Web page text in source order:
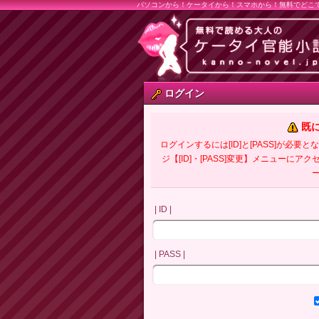
パソコンから！ケータイから！スマホから！無料でどこ
ログイン
既
ログインするには[ID]と[PASS]が必要と
ジ【[ID]・[PASS]変更】メニューにアク
| ID |
| PASS |